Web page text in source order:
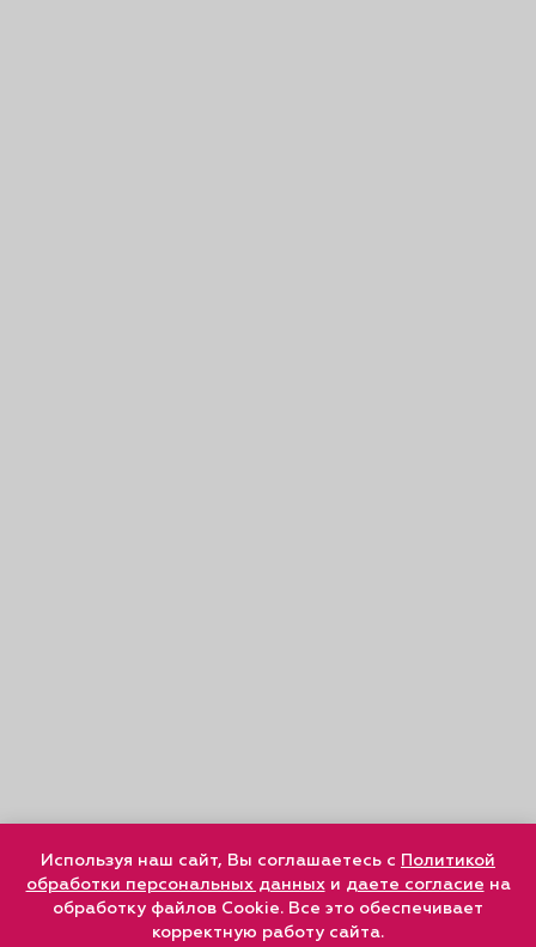
Используя наш сайт, Вы соглашаетесь с Политикой
обработки персональных данныхи даете согласие на
обработку файлов Cookie. Все это обеспечивает
корректную работу сайта.